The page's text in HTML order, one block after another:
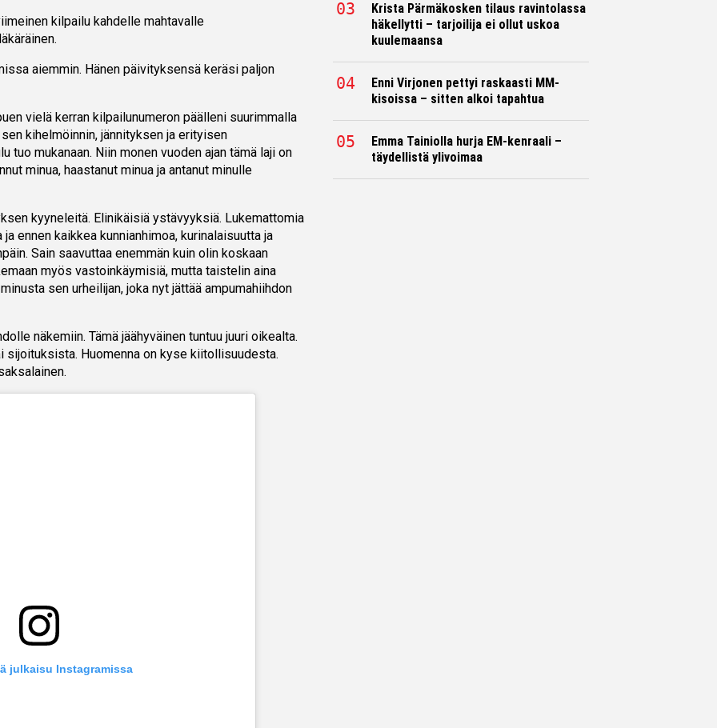
kilpailu kahdelle mahtavalle
aiemmin. Hänen päivityksensä keräsi paljon
vielä kerran kilpailunumeron päälleni suurimmalla
kihelmöinnin, jännityksen ja erityisen
tuo mukanaan. Niin monen vuoden ajan tämä laji on
minua, haastanut minua ja antanut minulle
kyyneleitä. Elinikäisiä ystävyyksiä. Lukemattomia
ennen kaikkea kunnianhimoa, kurinalaisuutta ja
Sain saavuttaa enemmän kuin olin koskaan
myös vastoinkäymisiä, mutta taistelin aina
sen urheilijan, joka nyt jättää ampumahiihdon
näkemiin. Tämä jäähyväinen tuntuu juuri oikealta.
sijoituksista. Huomenna on kyse kiitollisuudesta.
julkaisu Instagramissa
Krista Pärmäkosken tilaus ravintolassa
häkellytti – tarjoilija ei ollut uskoa
kuulemaansa
Enni Virjonen pettyi raskaasti MM-
kisoissa – sitten alkoi tapahtua
Emma Tainiolla hurja EM-kenraali –
täydellistä ylivoimaa